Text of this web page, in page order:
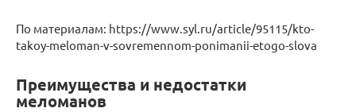
По материалам: https://www.syl.ru/article/95115/kto-
takoy-meloman-v-sovremennom-ponimanii-etogo-slova
Преимущества и недостатки
меломанов